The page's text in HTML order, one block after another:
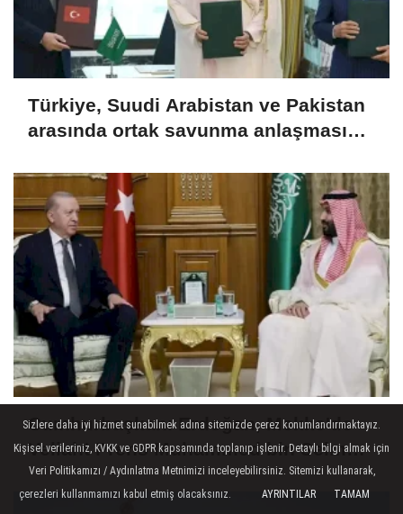
Türkiye, Suudi Arabistan ve Pakistan
arasında ortak savunma anlaşması
Cumhurbaşkanı Erdoğan, Mekke'de
Veliaht Prens Muhammed bin Selman
ile görüştü
Sizlere daha iyi hizmet sunabilmek adına sitemizde çerez konumlandırmaktayız.
Kişisel verileriniz, KVKK ve GDPR kapsamında toplanıp işlenir. Detaylı bilgi almak için
Veri Politikamızı / Aydınlatma Metnimizi inceleyebilirsiniz. Sitemizi kullanarak,
çerezleri kullanmamızı kabul etmiş olacaksınız.
AYRINTILAR TAMAM